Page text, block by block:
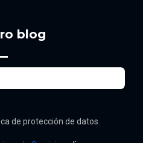
blog
de protección de datos.